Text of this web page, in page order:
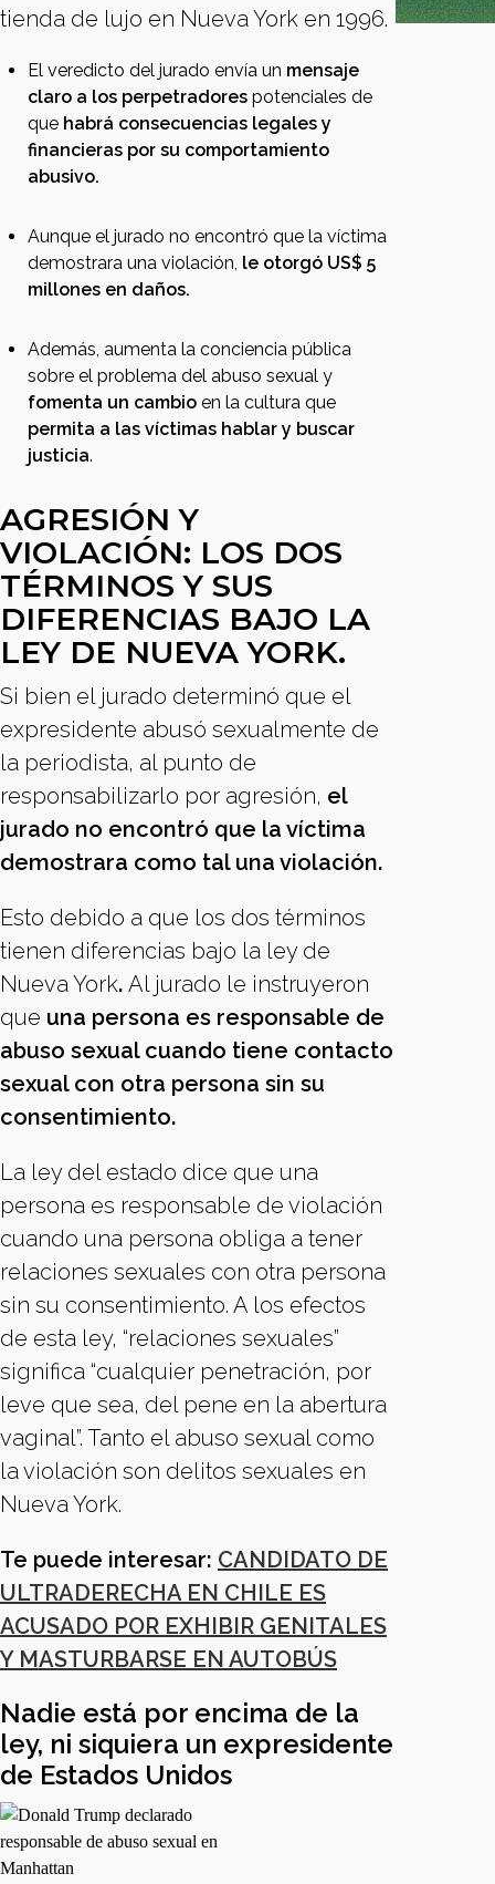
tienda de lujo en Nueva York en 1996.
El veredicto del jurado envía un mensaje
claro a los perpetradores potenciales de
que habrá consecuencias legales y
financieras por su comportamiento
abusivo.
Aunque el jurado no encontró que la víctima
demostrara una violación, le otorgó US$ 5
millones en daños.
Además, aumenta la conciencia pública
sobre el problema del abuso sexual y
fomenta un cambio en la cultura que
permita a las víctimas hablar y buscar
justicia.
AGRESIÓN Y
VIOLACIÓN: LOS DOS
TÉRMINOS Y SUS
DIFERENCIAS BAJO LA
LEY DE NUEVA YORK.
Si bien el jurado determinó que el
expresidente abusó sexualmente de
la periodista, al punto de
responsabilizarlo por agresión, el
jurado no encontró que la víctima
demostrara como tal una violación.
Esto debido a que los dos términos
tienen diferencias bajo la ley de
Nueva York. Al jurado le instruyeron
que una persona es responsable de
abuso sexual cuando tiene contacto
sexual con otra persona sin su
consentimiento.
La ley del estado dice que una
persona es responsable de violación
cuando una persona obliga a tener
relaciones sexuales con otra persona
sin su consentimiento. A los efectos
de esta ley, “relaciones sexuales”
significa “cualquier penetración, por
leve que sea, del pene en la abertura
vaginal”. Tanto el abuso sexual como
la violación son delitos sexuales en
Nueva York.
Te puede interesar: CANDIDATO DE
ULTRADERECHA EN CHILE ES
ACUSADO POR EXHIBIR GENITALES
Y MASTURBARSE EN AUTOBÚS
Nadie está por encima de la
ley, ni siquiera un expresidente
de Estados Unidos